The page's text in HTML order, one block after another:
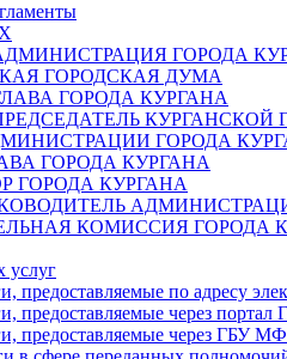
ГОРОДА
ГОРОДСКАЯ ДУМА
ГОРОДА КУРГАНА
КУРГАНСКОЙ
ГОРОДА
ГОРОДА КУРГАНА
ГОРОДА КУРГАНА
КОМИССИЯ ГОРОДА
услуг
предоставляемые по адресу
предоставляемые через портал
предоставляемые через ГБУ